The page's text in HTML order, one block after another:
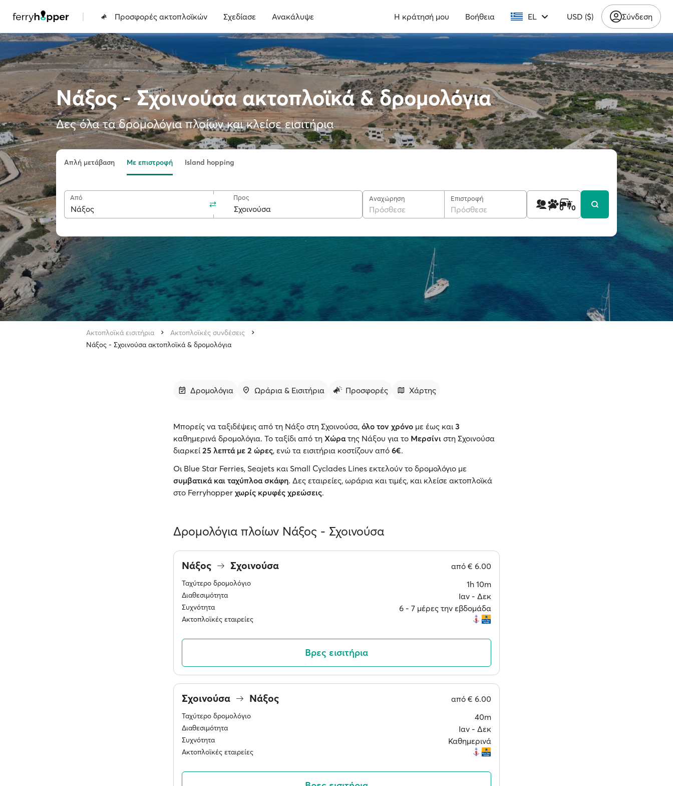
| Προσφορές ακτοπλοϊκών Σχεδίασε Ανακάλυψε Η κράτησή μου Βοήθεια EL USD ($) Σύνδεση
Νάξος - Σχοινούσα ακτοπλοϊκά & δρομολόγια
Δες όλα τα δρομολόγια πλοίων και κλείσε εισιτήρια
Απλή μετάβαση Με επιστροφή Island hopping
Από Προς Αναχώρηση
Πρόσθεσε
Επιστροφή
Πρόσθεσε 1 0 0
Ακτοπλοϊκά εισιτήρια
Ακτοπλοϊκές συνδέσεις
Νάξος - Σχοινούσα ακτοπλοϊκά & δρομολόγια
Δρομολόγια Ωράρια & Εισιτήρια Προσφορές Χάρτης
Μπορείς να ταξιδέψεις από τη Νάξο στη Σχοινούσα, όλο τον χρόνο με έως και 3
καθημερινά δρομολόγια. Το ταξίδι από τη Χώρατης Νάξου για το Μερσίνι στη Σχοινούσα
διαρκεί 25 λεπτά με 2 ώρες, ενώ τα εισιτήρια κοστίζουν από 6€.
Οι Blue Star Ferries, Seajets και Small Cyclades Lines εκτελούν το δρομολόγιο με
συμβατικά και ταχύπλοα σκάφη. Δες εταιρείες, ωράρια και τιμές, και κλείσε ακτοπλοϊκά
στο Ferryhopper χωρίς κρυφές χρεώσεις.
Δρομολόγια πλοίων Νάξος - Σχοινούσα
Νάξος Σχοινούσα από € 6.00
Ταχύτερο δρομολόγιο 1h 10m
Διαθεσιμότητα Ιαν ‐ Δεκ
Συχνότητα 6 ‐ 7 μέρες την εβδομάδα
Ακτοπλοϊκές εταιρείες
Βρες εισιτήρια
Σχοινούσα Νάξος από € 6.00
Ταχύτερο δρομολόγιο 40m
Διαθεσιμότητα Ιαν ‐ Δεκ
Συχνότητα Καθημερινά
Ακτοπλοϊκές εταιρείες